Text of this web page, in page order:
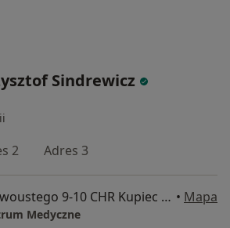
Sindrewicz
2 Adres 3
Bolesława Krzywoustego 9-10 CHR Kupiec 1 piętro, Szczecin • Mapa
Medyczne